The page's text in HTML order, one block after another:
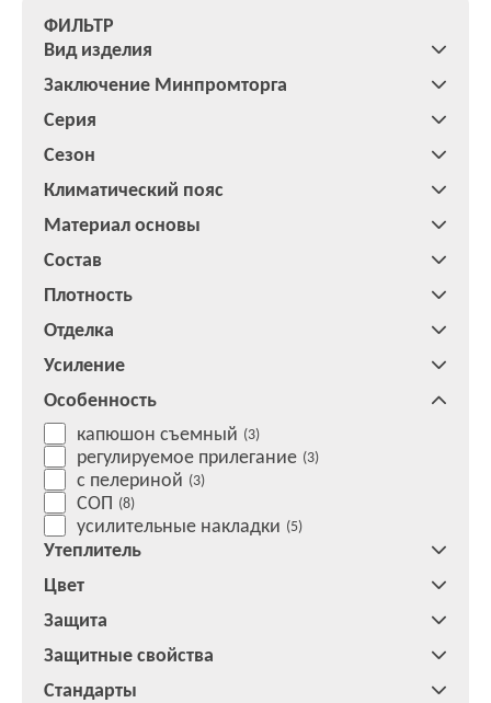
ФИЛЬТР
Вид изделия
Заключение Минпромторга
Серия
Сезон
Климатический пояс
Материал основы
Состав
Плотность
Отделка
Усиление
Особенность
капюшон съемный (3)
регулируемое прилегание (3)
с пелериной (3)
СОП (8)
усилительные накладки (5)
Утеплитель
Цвет
Защита
Защитные свойства
Стандарты